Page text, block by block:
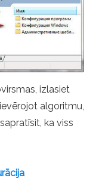
izlasiet
algoritmu,
ka viss